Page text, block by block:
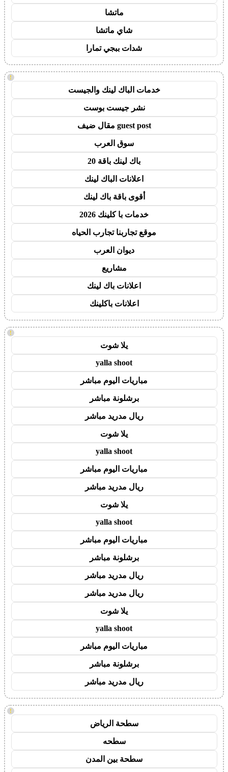
ماتشا
شاي ماتشا
شدات ببجي تمارا
!
خدمات الباك لينك والجيست
نشر جيست بوست
guest post مقال ضيف
سوق العرب
باك لينك باقة 20
اعلانات الباك لينك
أقوى باقة باك لينك
خدمات با كلينك 2026
موقع تجاربنا تجارب الحياه
ديوان العرب
مشاريع
اعلانات باك لينك
اعلانات باكلينك
!
يلا شوت
yalla shoot
مباريات اليوم مباشر
برشلونة مباشر
ريال مدريد مباشر
يلا شوت
yalla shoot
مباريات اليوم مباشر
ريال مدريد مباشر
يلا شوت
yalla shoot
مباريات اليوم مباشر
برشلونة مباشر
ريال مدريد مباشر
ريال مدريد مباشر
يلا شوت
yalla shoot
مباريات اليوم مباشر
برشلونة مباشر
ريال مدريد مباشر
!
سطحة الرياض
سطحه
سطحة بين المدن